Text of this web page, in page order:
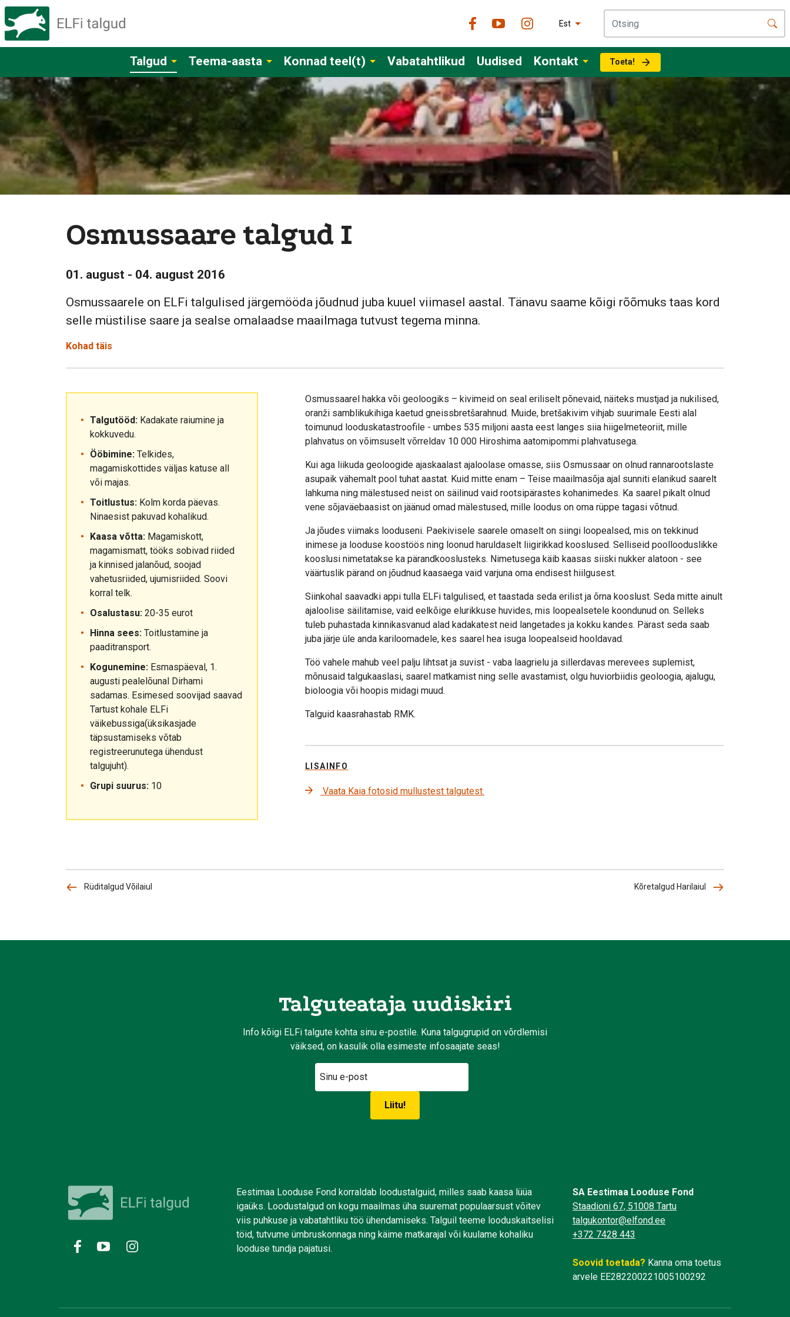
Est
Talgud Teema-aasta Konnad teel(t) Vabatahtlikud Uudised Kontakt Toeta!
Osmussaare talgud I
01. august - 04. august 2016
Osmussaarele on ELFi talgulised järgemööda jõudnud juba kuuel viimasel aastal. Tänavu saame kõigi rõõmuks taas kord
selle müstilise saare ja sealse omalaadse maailmaga tutvust tegema minna.
Kohad täis
Talgutööd: Kadakate raiumine ja
kokkuvedu.
Ööbimine: Telkides,
magamiskottides väljas katuse all
või majas.
Toitlustus: Kolm korda päevas.
Ninaesist pakuvad kohalikud.
Kaasa võtta: Magamiskott,
magamismatt, tööks sobivad riided
ja kinnised jalanõud, soojad
vahetusriided, ujumisriided. Soovi
korral telk.
Osalustasu: 20-35 eurot
Hinna sees: Toitlustamine ja
paaditransport.
Kogunemine: Esmaspäeval, 1.
augusti pealelõunal Dirhami
sadamas. Esimesed soovijad saavad
Tartust kohale ELFi
väikebussiga(üksikasjade
täpsustamiseks võtab
registreerunutega ühendust
talgujuht).
Grupi suurus: 10
Osmussaarel hakka või geoloogiks – kivimeid on seal eriliselt põnevaid, näiteks mustjad ja nukilised,
oranži samblikukihiga kaetud gneissbretšarahnud. Muide, bretšakivim vihjab suurimale Eesti alal
toimunud looduskatastroofile - umbes 535 miljoni aasta eest langes siia hiigelmeteoriit, mille
plahvatus on võimsuselt võrreldav 10 000 Hiroshima aatomipommi plahvatusega.
Kui aga liikuda geoloogide ajaskaalast ajaloolase omasse, siis Osmussaar on olnud rannarootslaste
asupaik vähemalt pool tuhat aastat. Kuid mitte enam – Teise maailmasõja ajal sunniti elanikud saarelt
lahkuma ning mälestused neist on säilinud vaid rootsipärastes kohanimedes. Ka saarel pikalt olnud
vene sõjaväebaasist on jäänud omad mälestused, mille loodus on oma rüppe tagasi võtnud.
Ja jõudes viimaks looduseni. Paekivisele saarele omaselt on siingi loopealsed, mis on tekkinud
inimese ja looduse koostöös ning loonud haruldaselt liigirikkad kooslused. Selliseid poollooduslikke
kooslusi nimetatakse ka pärandkooslusteks. Nimetusega käib kaasas siiski nukker alatoon - see
väärtuslik pärand on jõudnud kaasaega vaid varjuna oma endisest hiilgusest.
Siinkohal saavadki appi tulla ELFi talgulised, et taastada seda erilist ja õrna kooslust. Seda mitte ainult
ajaloolise säilitamise, vaid eelkõige elurikkuse huvides, mis loopealsetele koondunud on. Selleks
tuleb puhastada kinnikasvanud alad kadakatest neid langetades ja kokku kandes. Pärast seda saab
juba järje üle anda kariloomadele, kes saarel hea isuga loopealseid hooldavad.
Töö vahele mahub veel palju lihtsat ja suvist - vaba laagrielu ja sillerdavas merevees suplemist,
mõnusaid talgukaaslasi, saarel matkamist ning selle avastamist, olgu huviorbiidis geoloogia, ajalugu,
bioloogia või hoopis midagi muud.
Talguid kaasrahastab RMK.
LISAINFO
Vaata Kaia fotosid mullustest talgutest.
Rüditalgud Võilaiul Kõretalgud Harilaiul
Talguteataja uudiskiri
Info kõigi ELFi talgute kohta sinu e-postile. Kuna talgugrupid on võrdlemisi
väiksed, on kasulik olla esimeste infosaajate seas!
Eestimaa Looduse Fond korraldab loodustalguid, milles saab kaasa lüüa
igaüks. Loodustalgud on kogu maailmas üha suuremat populaarsust võitev
viis puhkuse ja vabatahtliku töö ühendamiseks. Talguil teeme looduskaitselisi
töid, tutvume ümbruskonnaga ning käime matkarajal või kuulame kohaliku
looduse tundja pajatusi.
SA Eestimaa Looduse Fond
Staadioni 67, 51008 Tartu
talgukontor@elfond.ee
+372 7428 443
Soovid toetada? Kanna oma toetus
arvele EE282200221005100292